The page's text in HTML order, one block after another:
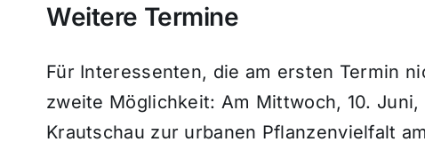
Weitere Termine
Für Interessenten, die am ersten Termin
zweite Möglichkeit: Am Mittwoch, 10.
Krautschau zur urbanen Pflanzenvielfalt